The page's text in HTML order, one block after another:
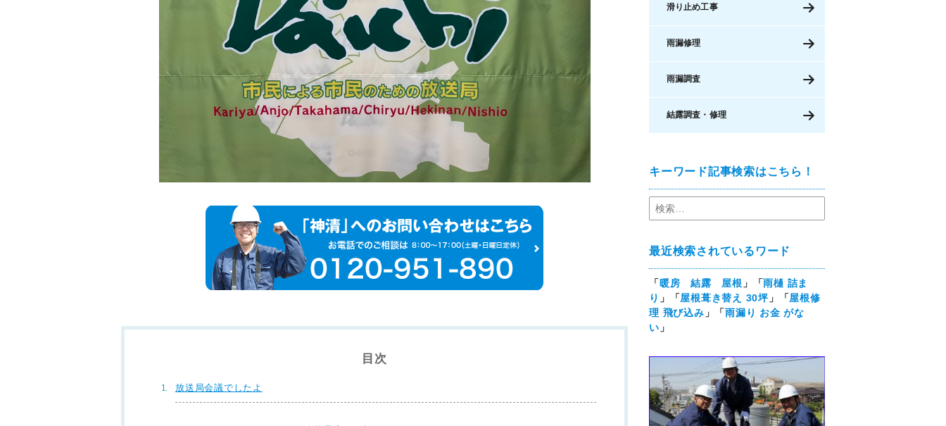
目次
放送局会議でしたよ
滑り止め工事
雨漏修理
雨漏調査
結露調査・修理
キーワード記事検索はこちら！
最近検索されているワード
「暖房 結露 屋根 」「雨樋 詰ま
り 」「屋根葺き替え 30坪」「屋根修
理 飛び込み 」「雨漏り お金 がな
い 」